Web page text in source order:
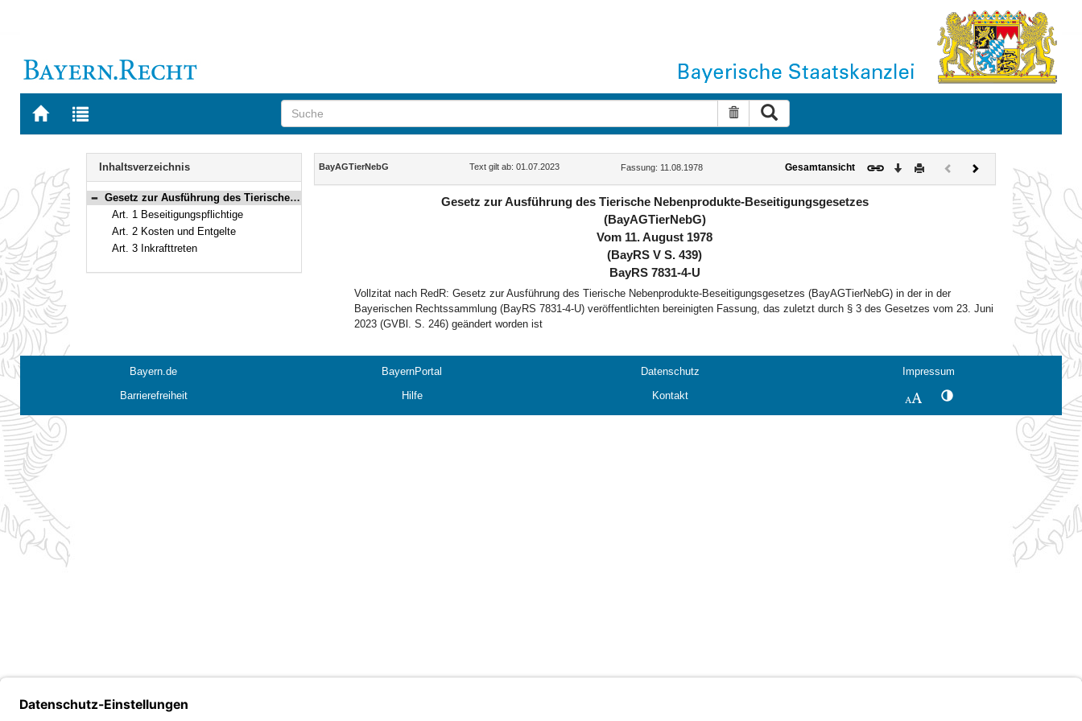
Zur
BAYERN.RECHT
Zur
letzten
Suche zurücksetzen
Navigation
Inhaltsverzeichnis
Bereich reduzieren
Gesetz zur Ausführung des Tierische Nebenprodukte-Beseitigungsgesetzes (BayAGTierNebG) Vom 11. August 1978 (BayRS V S. 439) BayRS 7831-4-U (Art. 1–3)
Art. 1 Beseitigungspflichtige
Art. 2 Kosten und Entgelte
Art. 3 Inkrafttreten
Inhalt
BayAGTierNebG Text gilt ab: 01.07.2023 Fassung: 11.08.1978 Gesamtansicht Download
DruckenVorherigesNächstes
Dokument
Gesetz zur Ausführung des Tierische Nebenprodukte-Beseitigungsgesetzes
(BayAGTierNebG)
Vom 11. August 1978
(BayRS V S. 439)
BayRS 7831-4-U
Vollzitat nach RedR: Gesetz zur Ausführung des Tierische Nebenprodukte-Beseitigungsgesetzes (BayAGTierNebG) in der in der
Bayerischen Rechtssammlung (BayRS 7831-4-U) veröffentlichten bereinigten Fassung, das zuletzt durch § 3 des Gesetzes vom 23. Juni
2023 (GVBl. S. 246) geändert worden ist
Bayern.de BayernPortal Datenschutz
Impressum
Barrierefreiheit
Hilfe Kontakt SchriftgrößeKontrastwechsel